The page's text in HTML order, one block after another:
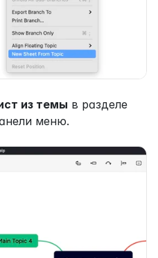
из темы
меню.